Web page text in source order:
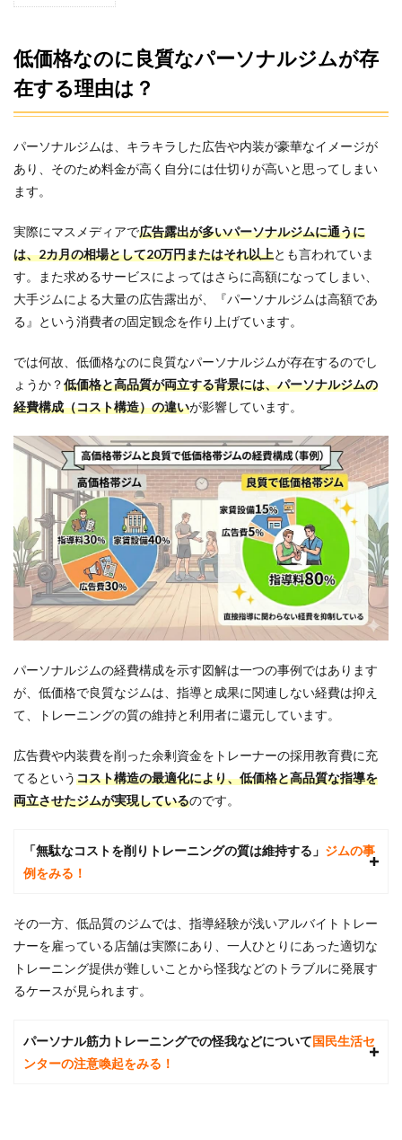
のに
良質
なパ
ーソ
ナル
が存
在す
る理
由
2
安く
て質
の高
いパ
ーソ
ジム
を選
ぶ3
つの
2.1
手順
の高
い指
導が
でき
る地
域の
パー
ソナ
ルジ
ムを
する
手順
レー
ニン
グプ
ラン
ら自
分に
ラン
を選
択す
る
2.3
金比
較の
低価格なのに良質なパーソナルジムが存
在する理由は？
パーソナルジムは、キラキラした広告や内装が豪華なイメージが
あり、そのため料金が高く自分には仕切りが高いと思ってしまい
ます。
実際にマスメディアで広告露出が多いパーソナルジムに通うに
は、2カ月の相場として20万円またはそれ以上とも言われていま
す。また求めるサービスによってはさらに高額になってしまい、
大手ジムによる大量の広告露出が、『パーソナルジムは高額であ
る』という消費者の固定観念を作り上げています。
では何故、低価格なのに良質なパーソナルジムが存在するのでし
ょうか？低価格と高品質が両立する背景には、パーソナルジムの
経費構成（コスト構造）の違いが影響しています。
パーソナルジムの経費構成を示す図解は一つの事例ではあります
が、低価格で良質なジムは、指導と成果に関連しない経費は抑え
て、トレーニングの質の維持と利用者に還元しています。
広告費や内装費を削った余剰資金をトレーナーの採用教育費に充
てるというコスト構造の最適化により、低価格と高品質な指導を
両立させたジムが実現しているのです。
「無駄なコストを削りトレーニングの質は維持する」 ジムの事
例をみる！
その一方、低品質のジムでは、指導経験が浅いアルバイトトレー
ナーを雇っている店舗は実際にあり、一人ひとりにあった適切な
トレーニング提供が難しいことから怪我などのトラブルに発展す
るケースが見られます。
パーソナル筋力トレーニングでの怪我などについて国民生活セ
ンターの注意喚起をみる！